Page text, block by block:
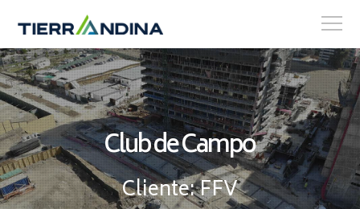
Club de Campo
Cliente: FFV